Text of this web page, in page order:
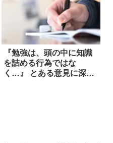
『勉強は、頭の中に知識
を詰める行為ではな
く…』 とある意見に深く